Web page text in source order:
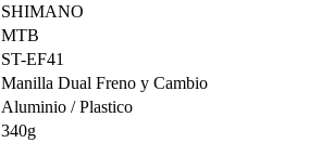
SHIMANO
MTB
ST-EF41
Manilla Dual Freno y Cambio
Aluminio / Plastico
340g